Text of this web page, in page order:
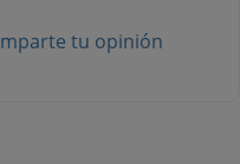
tu opinión